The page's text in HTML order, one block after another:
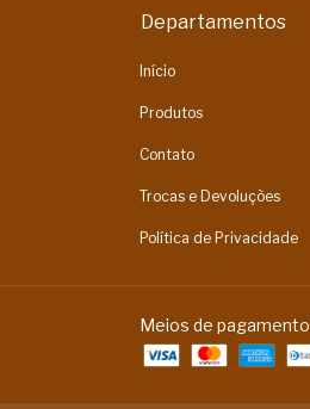
Departamentos
Início
Produtos
Contato
Trocas e Devoluções
Política de Privacidade
Meios de pagamento